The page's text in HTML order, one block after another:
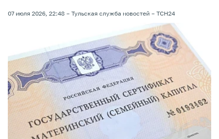
07 июля 2026, 22:48 Тульская служба новостей ТСН24